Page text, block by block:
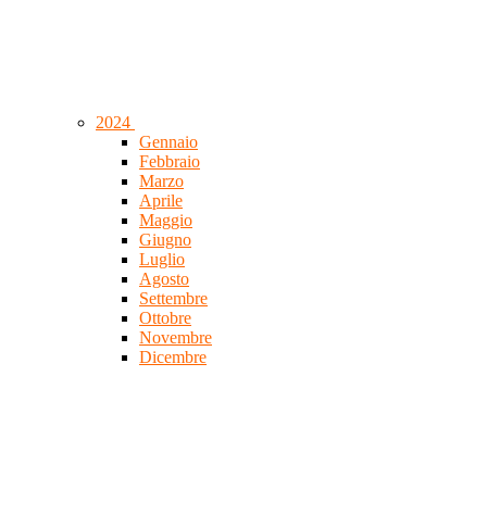
2024
Gennaio
Febbraio
Marzo
Aprile
Maggio
Giugno
Luglio
Agosto
Settembre
Ottobre
Novembre
Dicembre